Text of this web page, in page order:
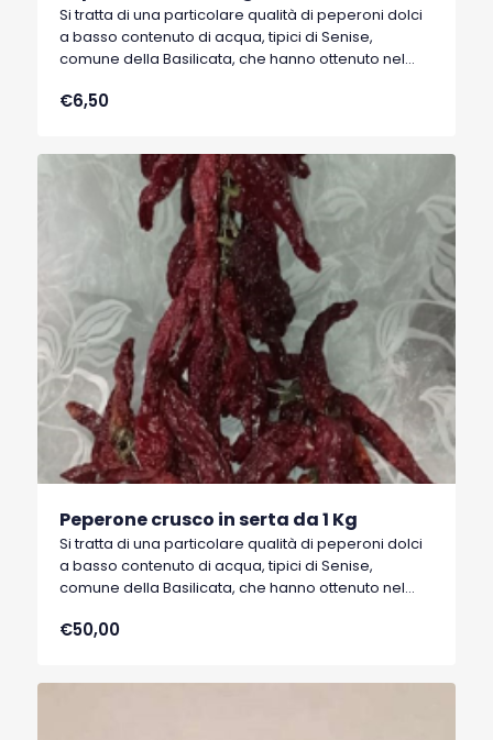
Si tratta di una particolare qualità di peperoni dolci
a basso contenuto di acqua, tipici di Senise,
comune della Basilicata, che hanno ottenuto nel
Protetta).
€6,50
Peperone crusco in serta da 1 Kg
Si tratta di una particolare qualità di peperoni dolci
a basso contenuto di acqua, tipici di Senise,
comune della Basilicata, che hanno ottenuto nel
Protetta).
€50,00